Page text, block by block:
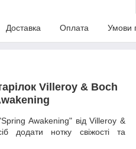
Доставка Оплата Умови
Villeroy & Boch
Awakening" від Villeroy &
додати нотку свіжості та